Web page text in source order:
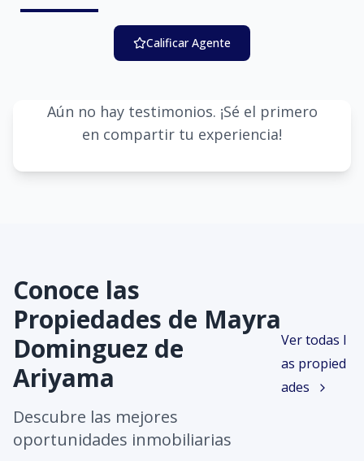
Calificar Agente
Aún no hay testimonios. ¡Sé el primero
en compartir tu experiencia!
Conoce las
Propiedades de Mayra
Dominguez de
Ariyama
Descubre las mejores
oportunidades inmobiliarias
Ver todas l
as propied
ades